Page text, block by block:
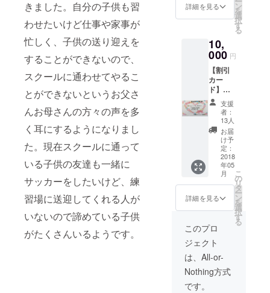
きました。自分の子供も習
わせたいけど仕事や家事が
忙しく、子供の送り迎えを
することができないので、
スクールに通わせてやるこ
とができないというお父さ
んお母さんの方々の声を多
く耳にするようになりまし
た。現在スクールに通って
いる子供の友達も一緒に
サッカーをしたいけど、練
習場に送迎してくれる人が
いないので諦めている子供
がたくさんいるようです。
（※他の
できま
せ
ん。）
破損、
紛失し
た場合
の再発
行は致
しませ
んので
ご了承
願いま
す。 一
部割引
対象外
の商品
もござ
詳しく
レジス
タッフ
までお
尋ね下
オモン
ズ珈琲
さんの
わせギ
フトで
す。 レ
モン
ケーキ
は長崎
県産の
小麦を
使用
し、国
産のレ
モンを
皮から
果汁ま
でをふ
んだん
に使用
味と
しっと
りとし
た生地
で一度
食べた
詳細を見る ン
を
選
択
す
る
10,
000 円
【割引
カー
ド】く
るりの
パン時
津店、
愛宕店
どちら
でもご
利用い
ただけ
FAAVO
限定の
お得な
カード
です。
お会計
時にこ
のカー
ドをレ
ジにご
支援
者：
13人
お届
け予
定：
2018
年05
月
詳細を見る
こ
の
リ
タ
ー
ン
を
選
択
す
る
このプロ
ジェクト
は、All-or-
Nothing方式
です。